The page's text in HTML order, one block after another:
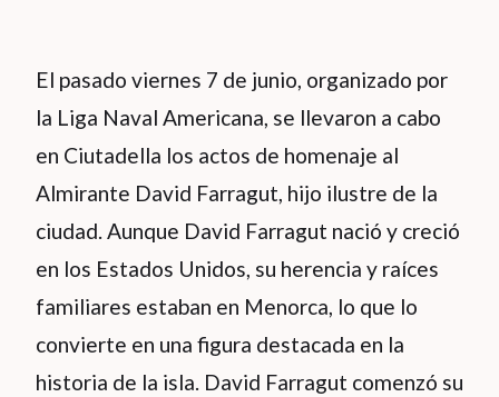
El pasado viernes 7 de junio, organizado por
la Liga Naval Americana, se llevaron a cabo
en Ciutadella los actos de homenaje al
Almirante David Farragut, hijo ilustre de la
ciudad. Aunque David Farragut nació y creció
en los Estados Unidos, su herencia y raíces
familiares estaban en Menorca, lo que lo
convierte en una figura destacada en la
historia de la isla. David Farragut comenzó su